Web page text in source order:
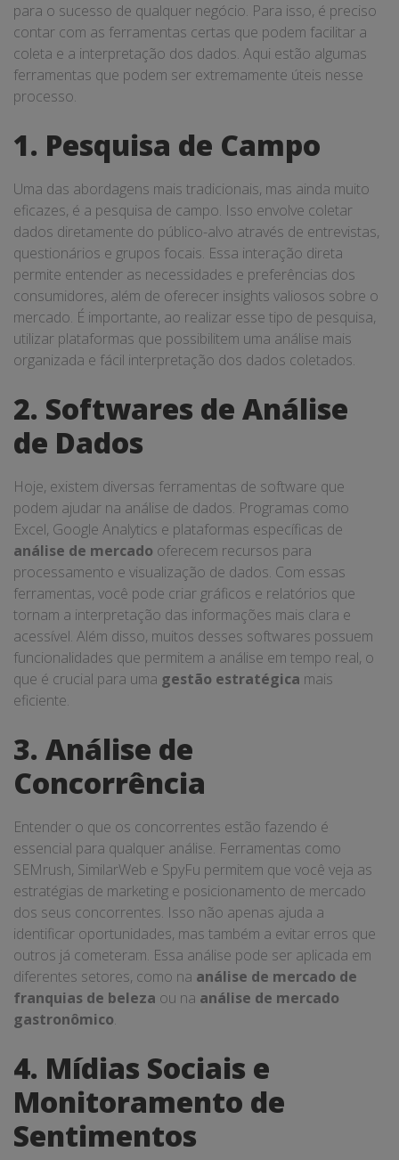
para o sucesso de qualquer negócio. Para isso, é preciso
contar com as ferramentas certas que podem facilitar a
coleta e a interpretação dos dados. Aqui estão algumas
ferramentas que podem ser extremamente úteis nesse
processo.
1. Pesquisa de Campo
Uma das abordagens mais tradicionais, mas ainda muito
eficazes, é a pesquisa de campo. Isso envolve coletar
dados diretamente do público-alvo através de entrevistas,
questionários e grupos focais. Essa interação direta
permite entender as necessidades e preferências dos
consumidores, além de oferecer insights valiosos sobre o
mercado. É importante, ao realizar esse tipo de pesquisa,
utilizar plataformas que possibilitem uma análise mais
organizada e fácil interpretação dos dados coletados.
2. Softwares de Análise
de Dados
Hoje, existem diversas ferramentas de software que
podem ajudar na análise de dados. Programas como
Excel, Google Analytics e plataformas específicas de
análise de mercado oferecem recursos para
processamento e visualização de dados. Com essas
ferramentas, você pode criar gráficos e relatórios que
tornam a interpretação das informações mais clara e
acessível. Além disso, muitos desses softwares possuem
funcionalidades que permitem a análise em tempo real, o
que é crucial para uma gestão estratégica mais
eficiente.
3. Análise de
Concorrência
Entender o que os concorrentes estão fazendo é
essencial para qualquer análise. Ferramentas como
SEMrush, SimilarWeb e SpyFu permitem que você veja as
estratégias de marketing e posicionamento de mercado
dos seus concorrentes. Isso não apenas ajuda a
identificar oportunidades, mas também a evitar erros que
outros já cometeram. Essa análise pode ser aplicada em
diferentes setores, como na análise de mercado de
franquias de beleza ou na análise de mercado
gastronômico.
4. Mídias Sociais e
Monitoramento de
Sentimentos